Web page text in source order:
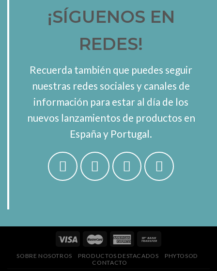
¡SÍGUENOS EN
REDES!
Recuerda también que puedes seguir
nuestras redes sociales y canales de
información para estar al día de los
nuevos lanzamientos de productos en
España y Portugal.
SOBRE NOSOTROS PRODUCTOS DESTACADOS
PHYTOSOD
CONTACTO